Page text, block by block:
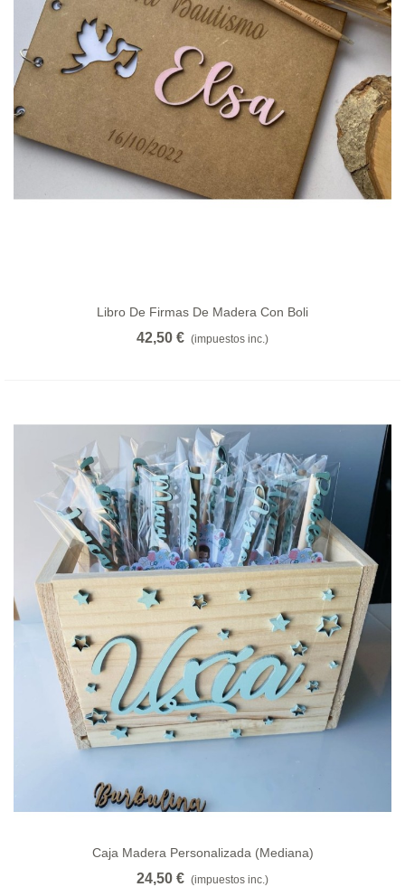
Libro De Firmas De Madera Con Boli
42,50 € (impuestos inc.)
Caja Madera Personalizada (mediana)
24,50 € (impuestos inc.)